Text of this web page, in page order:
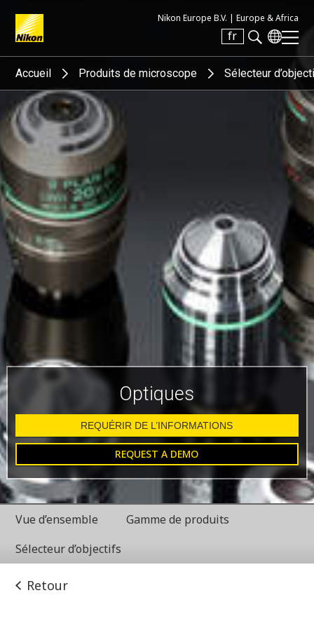
Nikon Europe B.V. | Europe & Africa
fr
Search keyword(s)
Accueil Produits de microscope Sélecteur
Optiques
REQUÉRIR DE L’INFORMATIONS
REQUEST A DEMO
Vue d’ensemble
Gamme de produits
Sélecteur d’objectifs
Retour